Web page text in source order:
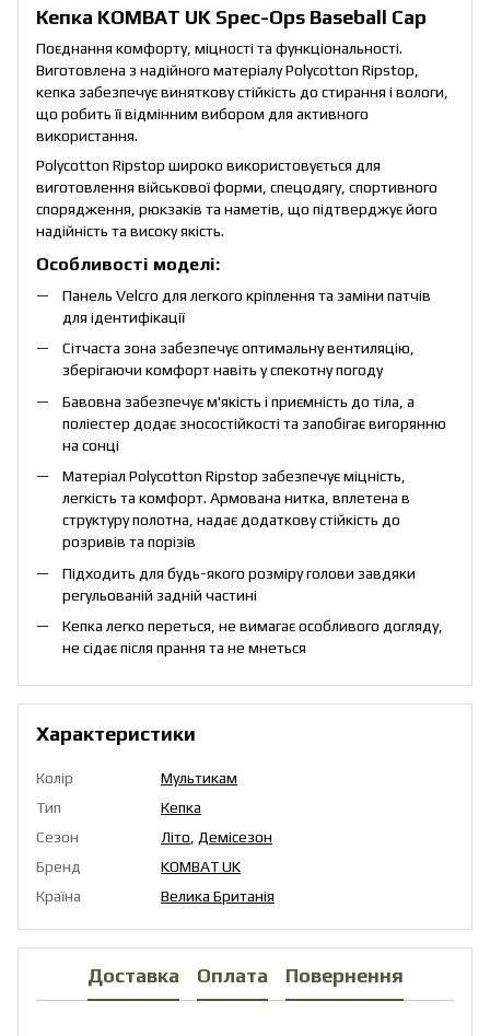
Кепка KOMBAT UK Spec-Ops Baseball Cap
Поєднання комфорту, міцності та функціональності.
Виготовлена з надійного матеріалу Polycotton Ripstop,
кепка забезпечує виняткову стійкість до стирання і вологи,
що робить її відмінним вибором для активного
використання.
Polycotton Ripstop широко використовується для
виготовлення військової форми, спецодягу, спортивного
спорядження, рюкзаків та наметів, що підтверджує його
надійність та високу якість.
Особливості моделі:
Панель Velcro для легкого кріплення та заміни патчів
для ідентифікації
Сітчаста зона забезпечує оптимальну вентиляцію,
зберігаючи комфорт навіть у спекотну погоду
Бавовна забезпечує м'якість і приємність до тіла, а
поліестер додає зносостійкості та запобігає вигорянню
на сонці
Матеріал Polycotton Ripstop забезпечує міцність,
легкість та комфорт. Армована нитка, вплетена в
структуру полотна, надає додаткову стійкість до
розривів та порізів
Підходить для будь-якого розміру голови завдяки
регульованій задній частині
Кепка легко переться, не вимагає особливого догляду,
не сідає після прання та не мнеться
Характеристики
Колір
Мультикам
Тип
Кепка
Сезон
Літо, Демісезон
Бренд
KOMBAT UK
Країна
Велика Британія
Доставка Оплата Повернення